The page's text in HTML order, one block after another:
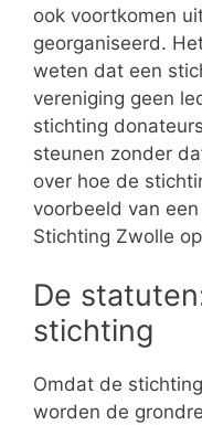
ook voortkomen
georganiseerd.
weten dat een
vereniging geen
stichting
steunen zonder
over hoe de
voorbeeld van
Stichting Zwolle
De
stichting
Omdat de
worden de